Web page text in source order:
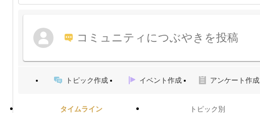
コミュニティにつぶやきを投稿
トピック作成 イベント作成 アンケート作成
タイムライン トピック別